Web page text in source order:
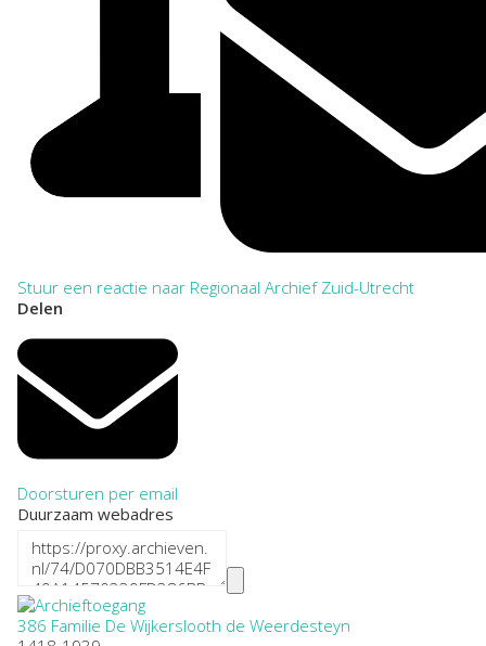
Stuur een reactie naar Regionaal Archief Zuid-Utrecht
Delen
Doorsturen per email
Duurzaam webadres
386 Familie De Wijkerslooth de Weerdesteyn